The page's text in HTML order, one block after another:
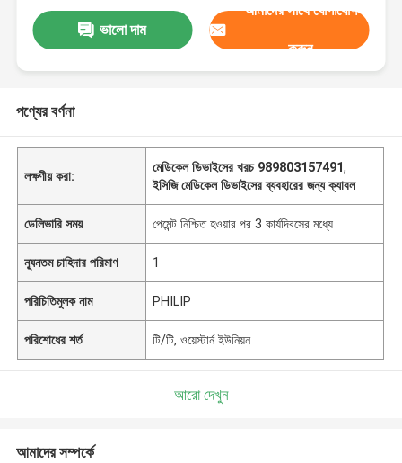
ভালো দাম
আমাদের সাথে যোগাযোগ
করুন
পণ্যের বর্ণনা
লক্ষণীয় করা:
মেডিকেল ডিভাইসের খরচ 989803157491,
ইসিজি মেডিকেল ডিভাইসের ব্যবহারের জন্য ক্যাবল
ডেলিভারি সময় পেমেন্ট নিশ্চিত হওয়ার পর 3 কার্যদিবসের মধ্যে
ন্যূনতম চাহিদার পরিমাণ 1
পরিচিতিমুলক নাম PHILIP
পরিশোধের শর্ত টি/টি, ওয়েস্টার্ন ইউনিয়ন
আরো দেখুন
আমাদের সম্পর্কে